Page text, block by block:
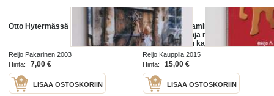
Otto Hytermässä
Reijo Pakarinen 2003
Hinta:
7,00 €
LISÄÄ OSTOSKORIIN
Muistin tehostaminen : ohjeita,
ideoita ja keinoja muistin
tehostamiseen kaikenikäisille
Reijo Kauppila 2015
Hinta:
15,00 €
LISÄÄ OSTOSKORIIN